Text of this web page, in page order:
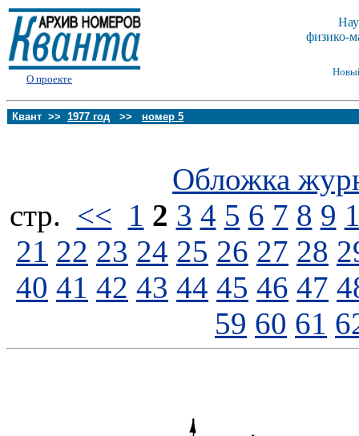
О проекте
физико-
Квант >> 1977 год >> номер 5
Обложка
стp. << 1 2 3 4 5 6 7 8 9
21 22 23 24 25 26 27 28
40 41 42 43 44 45 46 47
59 60 61